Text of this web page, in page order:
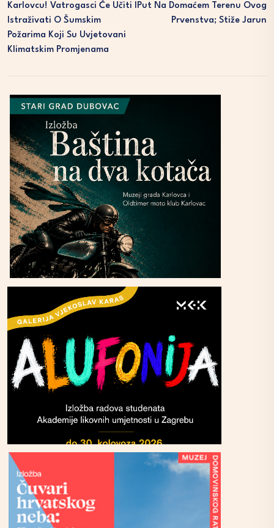
Karlovcu! Vatrogasci Će Učiti I
Istraživati O Šumskim
Požarima Koji Su Uvjetovani
Klimatskim Promjenama
Put Na Domaćem Terenu Ovog
Prvenstva; Stiže Jarun